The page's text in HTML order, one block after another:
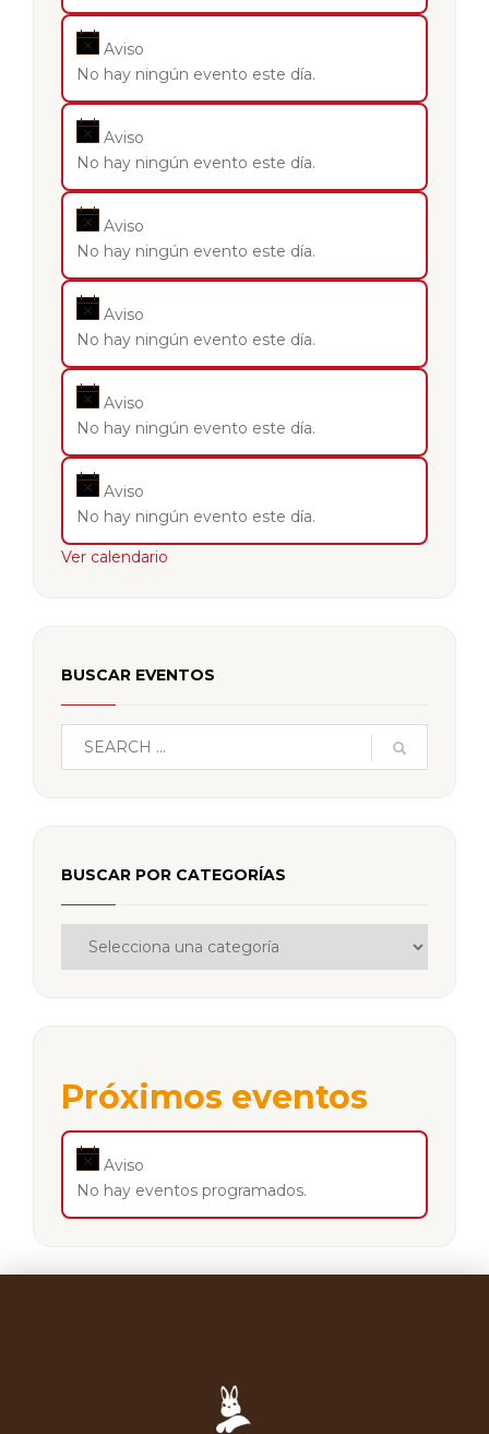
Aviso
No hay ningún evento este día.
Aviso
No hay ningún evento este día.
Aviso
No hay ningún evento este día.
Aviso
No hay ningún evento este día.
Aviso
No hay ningún evento este día.
Aviso
No hay ningún evento este día.
Ver calendario
BUSCAR EVENTOS
BUSCAR POR CATEGORÍAS
Próximos eventos
Aviso
No hay eventos programados.